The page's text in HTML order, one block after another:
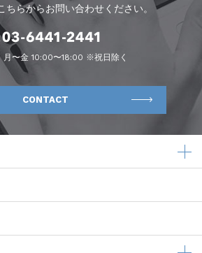
ちらからお問い合わせください。
月〜金 10:00〜18:00 ※祝日除く
CONTACT